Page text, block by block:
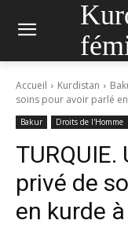
Accueil Kurdistan
soins pour avoir parlé
Bakur Droits de l'Homme
privé de
en kurde